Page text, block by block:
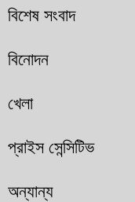
বিশেষ সংবাদ
বিনোদন
খেলা
প্রাইস সেন্সিটিভ
অন্যান্য